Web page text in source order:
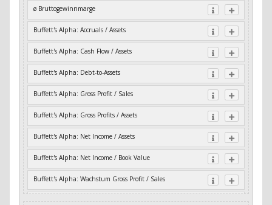
ø Bruttogewinnmarge
Buffett's Alpha: Accruals / Assets
Buffett's Alpha: Cash Flow / Assets
Buffett's Alpha: Debt-to-Assets
Buffett's Alpha: Gross Profit / Sales
Buffett's Alpha: Gross Profits / Assets
Buffett's Alpha: Net Income / Assets
Buffett's Alpha: Net Income / Book Value
Buffett's Alpha: Wachstum Gross Profit / Sales
Buffett's Alpha: Wachstum Residual Cash Flow / Assets